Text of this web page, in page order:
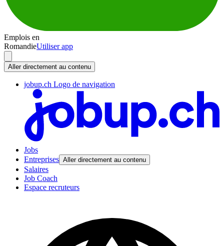
Emplois en
RomandieUtiliser app
Aller directement au contenu
jobup.ch Logo de navigation
Jobs
Entreprises Aller directement au contenu
Salaires
Job Coach
Espace recruteurs